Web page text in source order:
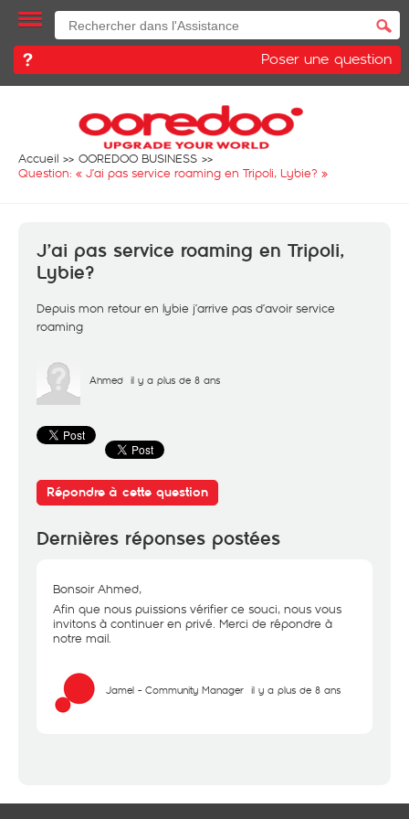
Poser une question
Accueil
OOREDOO BUSINESS
Question: « J’ai pas service roaming en Tripoli, Lybie? »
J’ai pas service roaming en Tripoli,
Lybie?
Depuis mon retour en lybie j’arrive pas d’avoir service
roaming
Ahmed il y a plus de 8 ans
Répondre à cette question
Dernières réponses postées
Bonsoir Ahmed,
Afin que nous puissions vérifier ce souci, nous vous
invitons à continuer en privé. Merci de répondre à
notre mail.
Jamel - Community Manager il y a plus de 8 ans